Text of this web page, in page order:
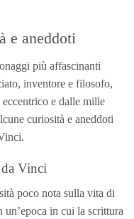
e aneddoti
più affascinanti
inventore e filosofo,
e dalle mille
curiosità e aneddoti
Vinci
poco nota sulla vita di
in cui la scrittura